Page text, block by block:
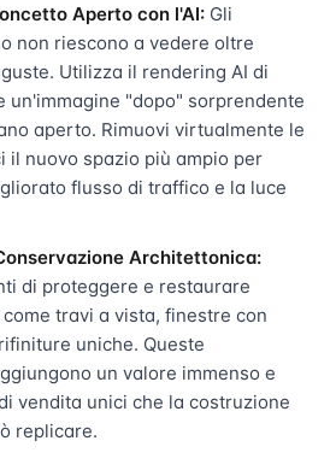
Aperto con l'AI: Gli
non riescono a vedere oltre
Utilizza il rendering AI di
un'immagine "dopo" sorprendente
aperto. Rimuovi virtualmente le
il nuovo spazio più ampio per
flusso di traffico e la luce
Architettonica:
di proteggere e restaurare
travi a vista, finestre con
uniche. Queste
un valore immenso e
vendita unici che la costruzione
replicare.